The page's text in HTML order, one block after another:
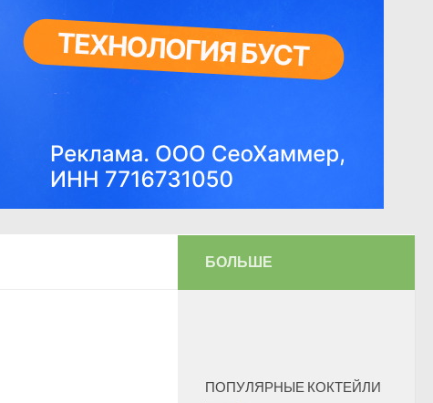
БОЛЬШЕ
ПОПУЛЯРНЫЕ КОКТЕЙЛИ